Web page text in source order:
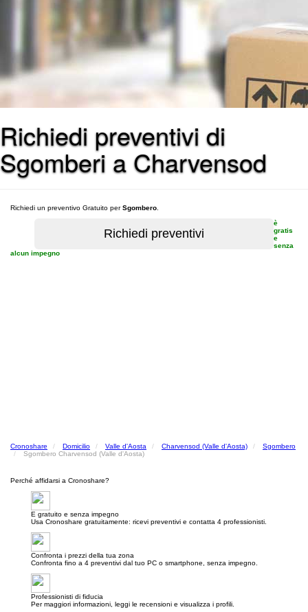
Richiedi preventivi di
Sgomberi a Charvensod
Richiedi un preventivo Gratuito perSgombero
è
gratis
e
senza
alcun impegno
Cronoshare Domicilio Valle d'Aosta Charvensod (Valle d'Aosta)
Sgombero
Sgombero Charvensod (Valle d'Aosta)
Perché affidarsi a Cronoshare?
E gratuito e senza impegno
Usa Cronoshare gratuitamente: ricevi preventivi e contatta 4 professionisti.
Confronta i prezzi della tua zona
Confronta fino a 4 preventivi dal tuo PC o smartphone, senza impegno.
Professionisti di fiducia
Per maggiori informazioni, leggi le recensioni e visualizza i profili.